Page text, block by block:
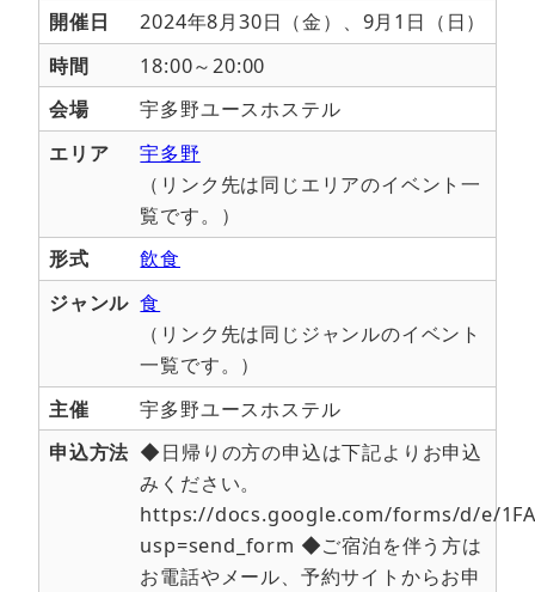
開催日 2024年8月30日（金）、 9月1日（日）
時間
18:00～20:00
会場
宇多野ユースホステル
エリア
宇多野
（リンク先は同じエリアのイベント一
覧です。）
形式
飲食
ジャンル 食
（リンク先は同じジャンルのイベント
一覧です。）
主催
宇多野ユースホステル
申込方法 ◆日帰りの方の申込は下記よりお申込
みください。
https://docs.google.com/forms/d/e/
usp=send_form ◆ご宿泊を伴う方は
お電話やメール、予約サイトからお申